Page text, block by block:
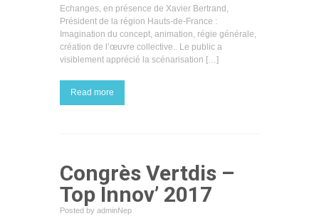
Echanges, en présence de Xavier Bertrand,
Président de la région Hauts-de-France :
Imagination du concept, animation, régie générale,
création de l’œuvre collective.. Le public a
visiblement apprécié la scénarisation […]
Read more
Congrès Vertdis –
Top Innov’ 2017
Posted by adminNep